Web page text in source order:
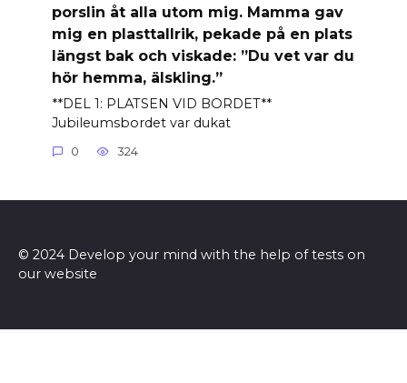
porslin åt alla utom mig. Mamma gav
mig en plasttallrik, pekade på en plats
längst bak och viskade: ”Du vet var du
hör hemma, älskling.”
**DEL 1: PLATSEN VID BORDET**
Jubileumsbordet var dukat
0 324
© 2024 Develop your mind with the help of tests on
our website